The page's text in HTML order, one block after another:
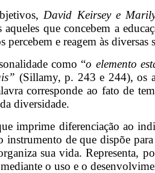
David Keirsey e
aqueles que concebem a
percebem e reagem às diversas
como “o elemento
(Sillamy, p. 243 e 244), os
corresponde ao fato de
diversidade.
imprime diferenciação ao
instrumento de que dispõe
sua vida. Representa,
o uso e o